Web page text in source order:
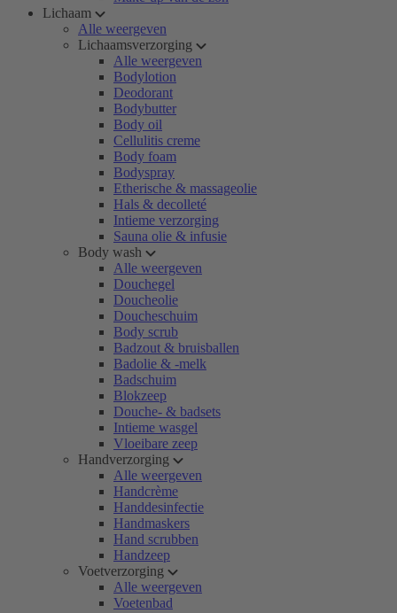
Lichaam
Alle weergeven
Lichaamsverzorging
Alle weergeven
Bodylotion
Deodorant
Bodybutter
Body oil
Cellulitis creme
Body foam
Bodyspray
Etherische & massageolie
Hals & decolleté
Intieme verzorging
Sauna olie & infusie
Body wash
Alle weergeven
Douchegel
Doucheolie
Doucheschuim
Body scrub
Badzout & bruisballen
Badolie & -melk
Badschuim
Blokzeep
Douche- & badsets
Intieme wasgel
Vloeibare zeep
Handverzorging
Alle weergeven
Handcrème
Handdesinfectie
Handmaskers
Hand scrubben
Handzeep
Voetverzorging
Alle weergeven
Voetenbad